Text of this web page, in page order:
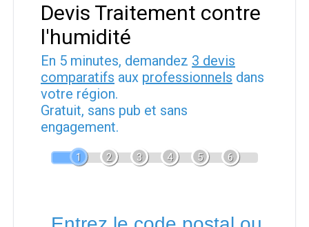
Devis Traitement contre
l'humidité
En 5 minutes, demandez 3 devis
comparatifs aux professionnels dans
votre région.
Gratuit, sans pub et sans
engagement.
1 2 3 4 5 6